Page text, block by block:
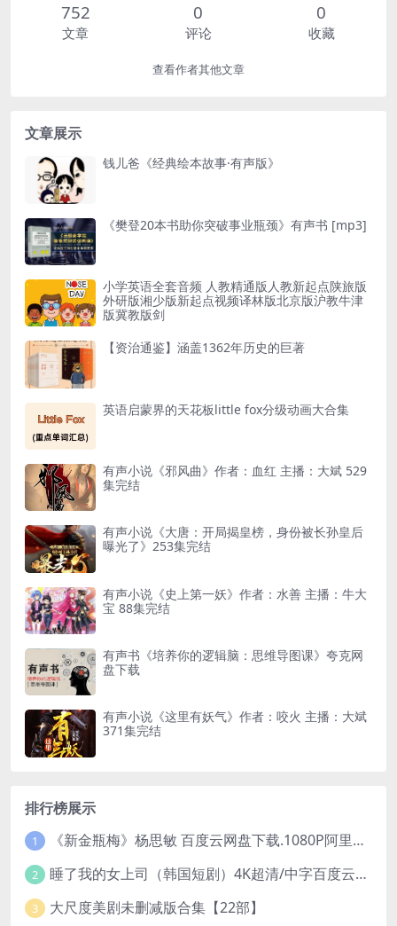
752
文章
0
评论
0
收藏
查看作者其他文章
文章展示
钱儿爸《经典绘本故事·有声版》
《樊登20本书助你突破事业瓶颈》有声书 [mp3]
小学英语全套音频 人教精通版人教新起点陕旅版
外研版湘少版新起点视频译林版北京版沪教牛津
版冀教版剑
【资治通鉴】涵盖1362年历史的巨著
英语启蒙界的天花板little fox分级动画大合集
有声小说《邪风曲》作者：血红 主播：大斌 529
集完结
有声小说《大唐：开局揭皇榜，身份被长孙皇后
曝光了》253集完结
有声小说《史上第一妖》作者：水善 主播：牛大
宝 88集完结
有声书《培养你的逻辑脑：思维导图课》夸克网
盘下载
有声小说《这里有妖气》作者：咬火 主播：大斌
371集完结
排行榜展示
1 《新金瓶梅》杨思敏 百度云网盘下载.1080P阿里下载.国语中字.(1996)
2 睡了我的女上司（韩国短剧）4K超清/中字百度云网盘下载
3 大尺度美剧未删减版合集【22部】